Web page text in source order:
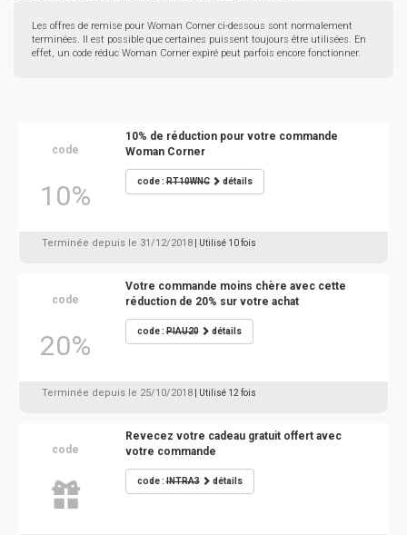
Les offres de remise pour Woman Corner ci-dessous sont normalement
terminées. Il est possible que certaines puissent toujours être utilisées. En
effet, un code réduc Woman Corner expiré peut parfois encore fonctionner.
code
10%
10% de réduction pour votre commande
Woman Corner
code :RT10WNC détails
Terminée depuis le 31/12/2018 | Utilisé 10 fois
code
20%
Votre commande moins chère avec cette
réduction de 20% sur votre achat
code :PIAU20 détails
Terminée depuis le 25/10/2018 | Utilisé 12 fois
code
Revecez votre cadeau gratuit offert avec
votre commande
code :INTRA3 détails